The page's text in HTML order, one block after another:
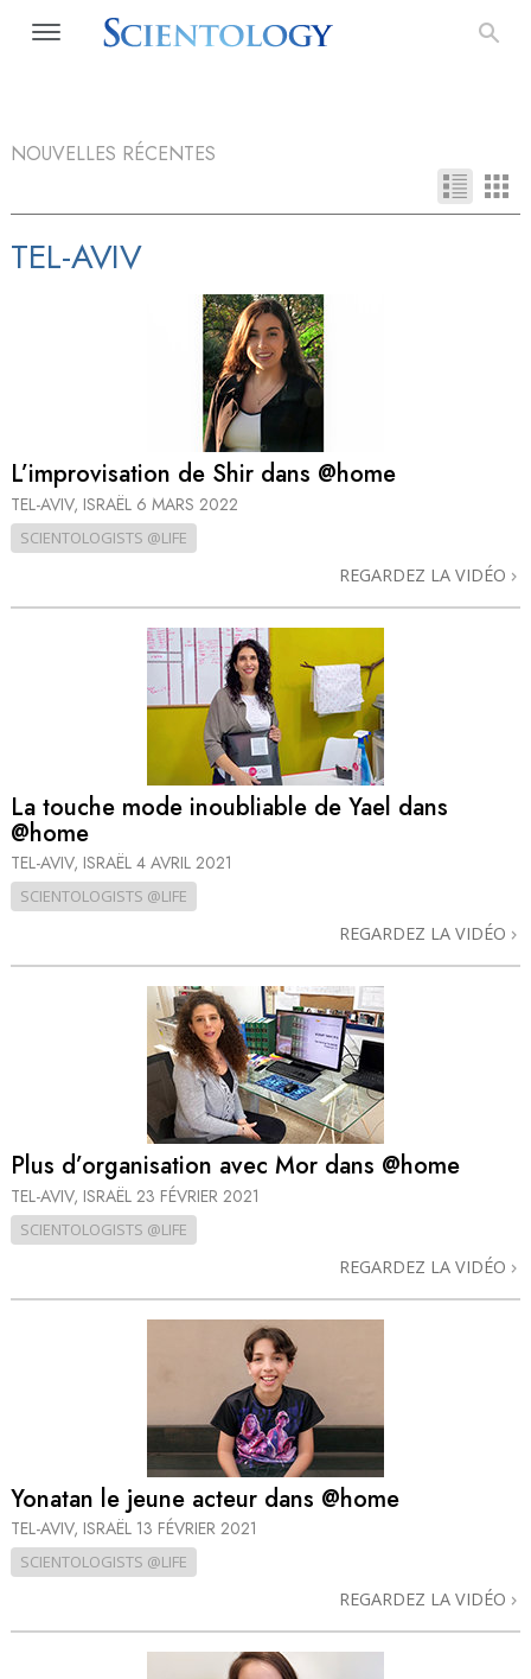
NOUVELLES RÉCENTES
TEL-AVIV
L’improvisation de Shir dans @home
TEL-AVIV, ISRAËL 6 MARS 2022
SCIENTOLOGISTS @LIFE
REGARDEZ LA VIDÉO
La touche mode inoubliable de Yael dans
@home
TEL-AVIV, ISRAËL 4 AVRIL 2021
SCIENTOLOGISTS @LIFE
REGARDEZ LA VIDÉO
Plus d’organisation avec Mor dans @home
TEL-AVIV, ISRAËL 23 FÉVRIER 2021
SCIENTOLOGISTS @LIFE
REGARDEZ LA VIDÉO
Yonatan le jeune acteur dans @home
TEL-AVIV, ISRAËL 13 FÉVRIER 2021
SCIENTOLOGISTS @LIFE
REGARDEZ LA VIDÉO